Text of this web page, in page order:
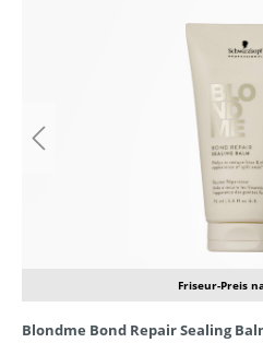
Friseur-Preis
Blondme Bond Repair Sealing